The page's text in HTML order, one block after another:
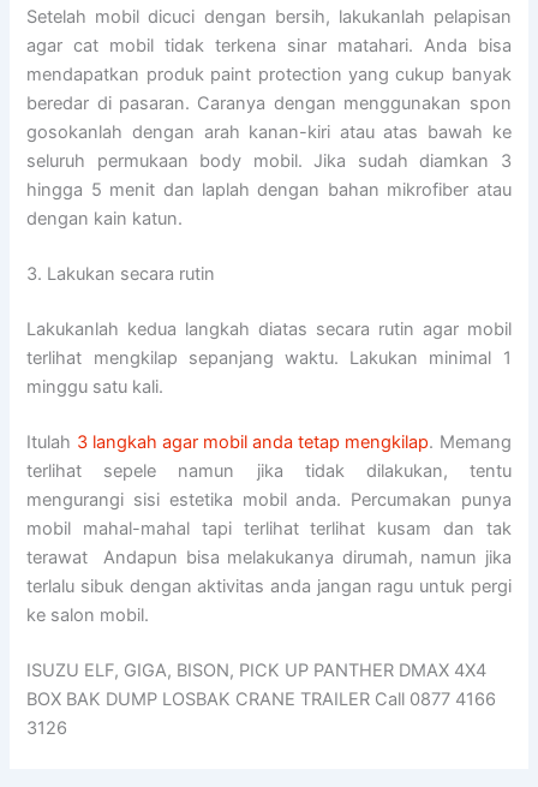
Setelah mobil dicuci dengan bersih, lakukanlah pelapisan
agar cat mobil tidak terkena sinar matahari. Anda bisa
mendapatkan produk paint protection yang cukup banyak
beredar di pasaran. Caranya dengan menggunakan spon
gosokanlah dengan arah kanan-kiri atau atas bawah ke
seluruh permukaan body mobil. Jika sudah diamkan 3
hingga 5 menit dan laplah dengan bahan mikrofiber atau
dengan kain katun.
3. Lakukan secara rutin
Lakukanlah kedua langkah diatas secara rutin agar mobil
terlihat mengkilap sepanjang waktu. Lakukan minimal 1
minggu satu kali.
Itulah 3 langkah agar mobil anda tetap mengkilap. Memang
terlihat sepele namun jika tidak dilakukan, tentu
mengurangi sisi estetika mobil anda. Percumakan punya
mobil mahal-mahal tapi terlihat terlihat kusam dan tak
terawat Andapun bisa melakukanya dirumah, namun jika
terlalu sibuk dengan aktivitas anda jangan ragu untuk pergi
ke salon mobil.
ISUZU ELF, GIGA, BISON, PICK UP PANTHER DMAX 4X4
BOX BAK DUMP LOSBAK CRANE TRAILER Call 0877 4166
3126